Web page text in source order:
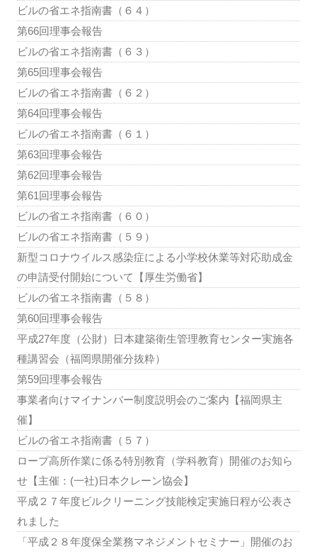
ビルの省エネ指南書（６４）
第66回理事会報告
ビルの省エネ指南書（６３）
第65回理事会報告
ビルの省エネ指南書（６２）
第64回理事会報告
ビルの省エネ指南書（６１）
第63回理事会報告
第62回理事会報告
第61回理事会報告
ビルの省エネ指南書（６０）
ビルの省エネ指南書（５９）
新型コロナウイルス感染症による小学校休業等対応助成金
の申請受付開始について【厚生労働省】
ビルの省エネ指南書（５８）
第60回理事会報告
平成27年度（公財）日本建築衛生管理教育センター実施各
種講習会（福岡県開催分抜粋）
第59回理事会報告
事業者向けマイナンバー制度説明会のご案内【福岡県主
催】
ビルの省エネ指南書（５７）
ロープ高所作業に係る特別教育（学科教育）開催のお知ら
せ【主催：(一社)日本クレーン協会】
平成２７年度ビルクリーニング技能検定実施日程が公表さ
れました
「平成２８年度保全業務マネジメントセミナー」開催のお